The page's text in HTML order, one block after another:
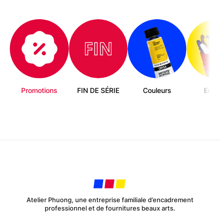
page
du
produit
Promotions FIN DE SÉRIE Couleurs
Atelier Phuong, une entreprise familiale d’encadrement
professionnel et de fournitures beaux arts.